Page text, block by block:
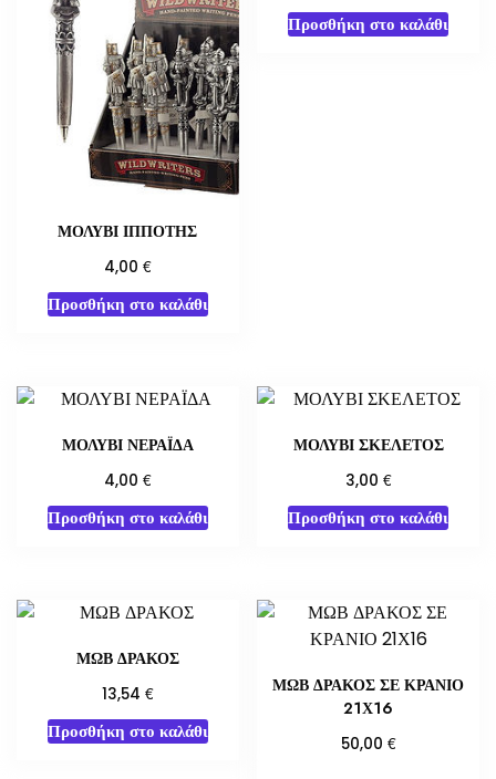
ΜΟΛΥΒΙ ΙΠΠΟΤΗΣ
4,00 €
Προσθήκη στο καλάθι
Προσθήκη στο καλάθι
ΜΟΛΥΒΙ ΝΕΡΑΪΔΑ
4,00 €
Προσθήκη στο καλάθι
ΜΟΛΥΒΙ ΣΚΕΛΕΤΟΣ
3,00 €
Προσθήκη στο καλάθι
ΜΩΒ ΔΡΑΚΟΣ
13,54 €
Προσθήκη στο καλάθι
ΜΩΒ ΔΡΑΚΟΣ ΣΕ ΚΡΑΝΙΟ
21Χ16
50,00 €